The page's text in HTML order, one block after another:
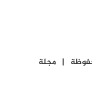
محفوظة | مجلة